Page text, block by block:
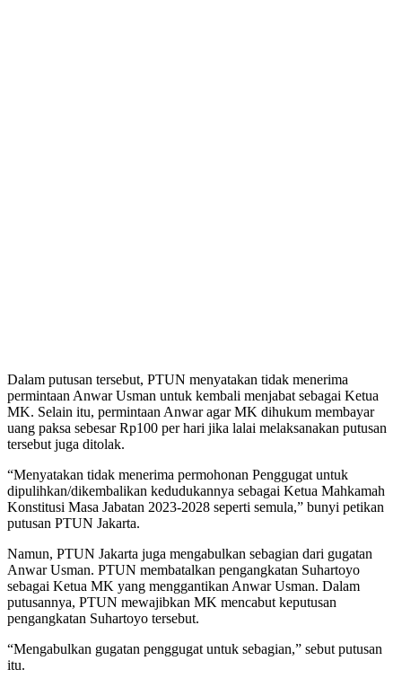
Dalam putusan tersebut, PTUN menyatakan tidak menerima
permintaan Anwar Usman untuk kembali menjabat sebagai Ketua
MK. Selain itu, permintaan Anwar agar MK dihukum membayar
uang paksa sebesar Rp100 per hari jika lalai melaksanakan putusan
tersebut juga ditolak.
“Menyatakan tidak menerima permohonan Penggugat untuk
dipulihkan/dikembalikan kedudukannya sebagai Ketua Mahkamah
Konstitusi Masa Jabatan 2023-2028 seperti semula,” bunyi petikan
putusan PTUN Jakarta.
Namun, PTUN Jakarta juga mengabulkan sebagian dari gugatan
Anwar Usman. PTUN membatalkan pengangkatan Suhartoyo
sebagai Ketua MK yang menggantikan Anwar Usman. Dalam
putusannya, PTUN mewajibkan MK mencabut keputusan
pengangkatan Suhartoyo tersebut.
“Mengabulkan gugatan penggugat untuk sebagian,” sebut putusan
itu.